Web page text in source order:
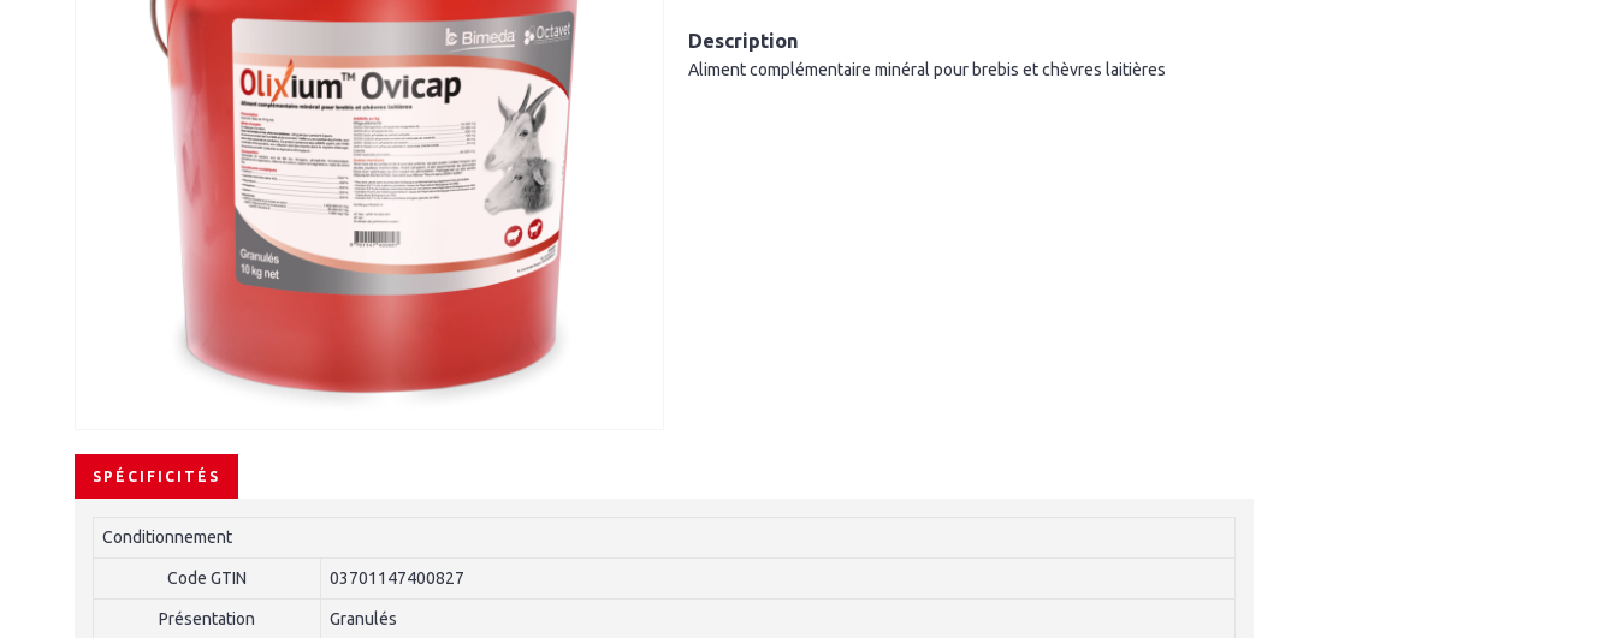
Description
Aliment complémentaire minéral pour brebis et chèvres laitières
SPÉCIFICITÉS
Conditionnement
Code GTIN 03701147400827
Présentation Granulés